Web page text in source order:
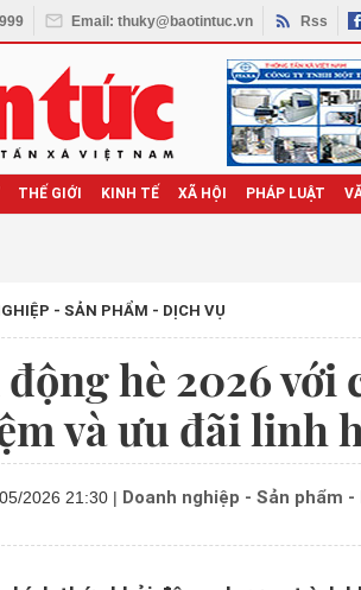
Email: thuky@baotintuc.vn Rss
THẾ GIỚI KINH TẾ XÃ HỘI PHÁP LUẬT
- SẢN PHẨM - DỊCH VỤ
hè 2026
và ưu đãi linh
2026 21:30 | Doanh nghiệp - Sản phẩm -